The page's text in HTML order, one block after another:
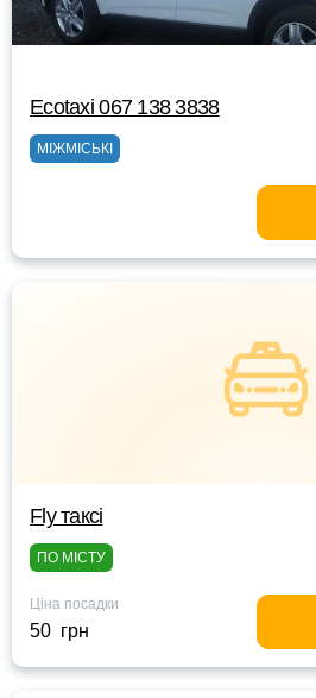
Ecotaxi 067 138 3838
МІЖМІСЬКІ
Fly таксі
ПО МІСТУ
Ціна посадки
50 грн